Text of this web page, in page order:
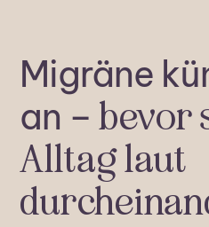
Migräne
an –bevor
Alltag laut